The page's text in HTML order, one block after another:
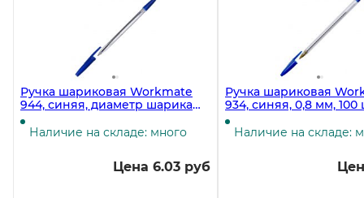
Ручка шариковая Workmate
944, синяя, диаметр шарика
0,7 мм, толщина письма 0,5 мм,
100 штук
Наличие на складе: много
Цена 6.03 руб
Ручка шариковая
934, синяя, 0,8 мм, 100
упаковке
Наличие на складе: